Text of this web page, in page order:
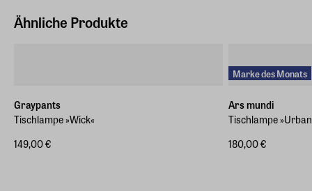
Ähnliche Produkte
Graypants
Tischlampe »Wick«
149,00 €
Marke des Monats
Ars mundi
Tischlampe
180,00 €